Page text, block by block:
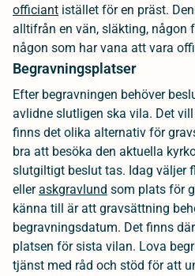
officiant istället för en präst.
alltifrån en vän, släkting, någon
någon som har vana att vara
Begravningsplatser
Efter begravningen behöver
avlidne slutligen ska vila. Det
finns det olika alternativ för
bra att besöka den aktuella
slutgiltigt beslut tas. Idag väljer
elleraskgravlund som plats för
känna till är att gravsättning
begravningsdatum. Det finns
platsen för sista vilan. Lova
tjänst med råd och stöd för att